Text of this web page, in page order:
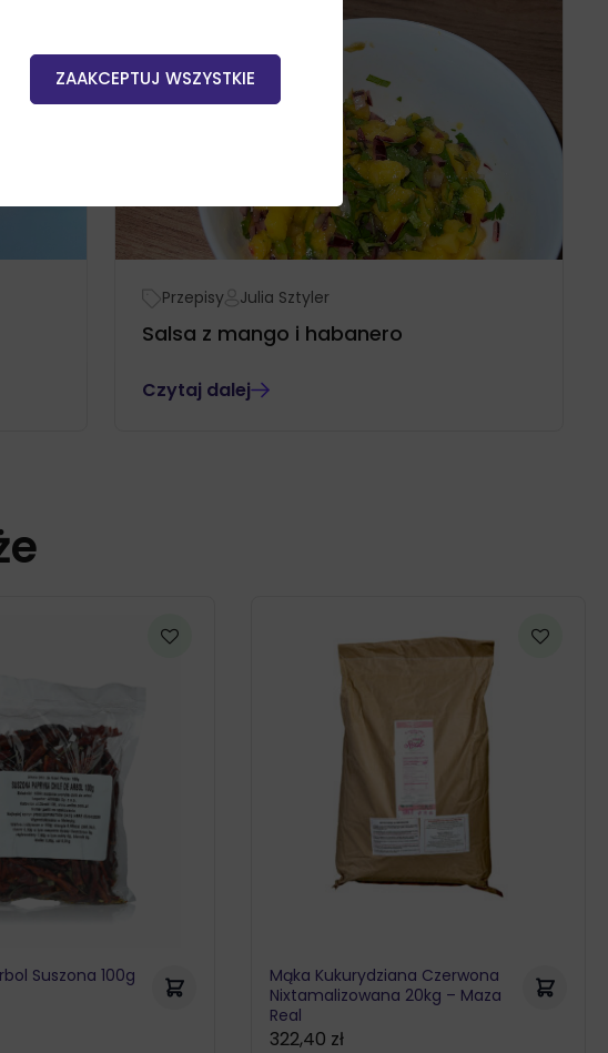
ZAAKCEPTUJ WSZYSTKIE
Przepisy Julia Sztyler
Salsa z mango i habanero
Czytaj dalej
Suszona 100g
Mąka Kukurydziana Czerwona
Nixtamalizowana 20kg – Maza
Real
322,40 zł